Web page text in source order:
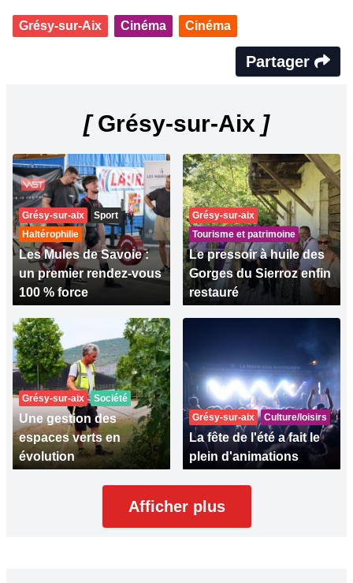
Grésy-sur-Aix Cinéma Cinéma
Partager
[Grésy-sur-Aix ]
Grésy-sur-aix
Sport
Haltérophilie
Les Mules de Savoie :
un premier rendez-vous
100 % force
Grésy-sur-aix
Tourisme et patrimoine
Le pressoir à huile des
Gorges du Sierroz enfin
restauré
Grésy-sur-aix Société
Une gestion des
espaces verts en
évolution
Grésy-sur-aix Culture/loisirs
La fête de l'été a fait le
plein d'animations
Afficher plus